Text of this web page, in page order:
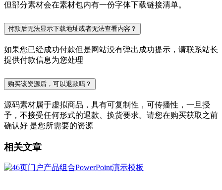
但部分素材会在素材包内有一份字体下载链接清单。
付款后无法显示下载地址或者无法查看内容？
如果您已经成功付款但是网站没有弹出成功提示，请联系站长
提供付款信息为您处理
购买该资源后，可以退款吗？
源码素材属于虚拟商品，具有可复制性，可传播性，一旦授
予，不接受任何形式的退款、换货要求。请您在购买获取之前
确认好 是您所需要的资源
相关文章